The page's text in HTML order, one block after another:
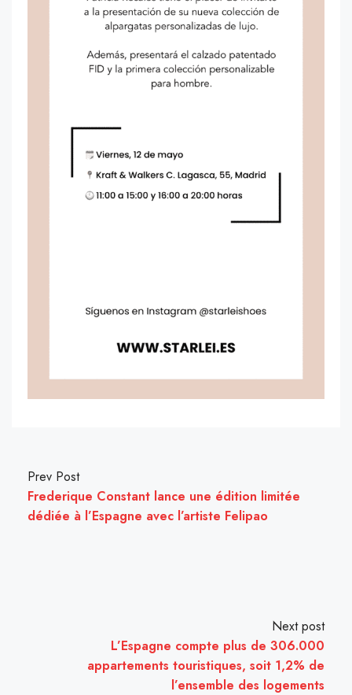
Prev Post
Frederique Constant lance une édition limitée
dédiée à l’Espagne avec l’artiste Felipao
Next post
L’Espagne compte plus de 306.000
appartements touristiques, soit 1,2% de
l’ensemble des logements